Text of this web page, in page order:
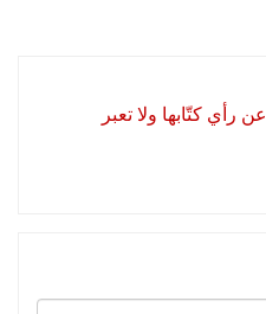
رأي كتّابها ولا تعبر